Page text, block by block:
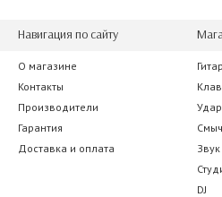
Навигация по сайту
О магазине
Контакты
Производители
Гарантия
Доставка и оплата
Звук
DJ